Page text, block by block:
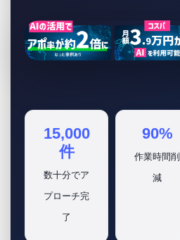
15,000
件
数十分でア
プローチ完
了
90%
作業時間削
減